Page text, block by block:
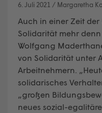
6. Juli 2021 / Margaretha
Auch in einer Zeit
Solidarität mehr
Wolfgang
von Solidarität unter
Arbeitnehmern.
solidarisches
„großen
neues sozial-